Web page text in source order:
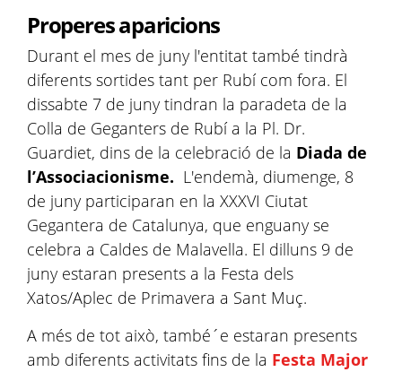
Properes aparicions
Durant el mes de juny l'entitat també tindrà
diferents sortides tant per Rubí com fora. El
dissabte 7 de juny tindran la paradeta de la
Colla de Geganters de Rubí a la Pl. Dr.
Guardiet, dins de la celebració de la Diada de
l’Associacionisme. L'endemà, diumenge, 8
de juny participaran en la XXXVI Ciutat
Gegantera de Catalunya, que enguany se
celebra a Caldes de Malavella. El dilluns 9 de
juny estaran presents a la Festa dels
Xatos/Aplec de Primavera a Sant Muç.
A més de tot això, també´e estaran presents
amb diferents activitats fins de la Festa Major